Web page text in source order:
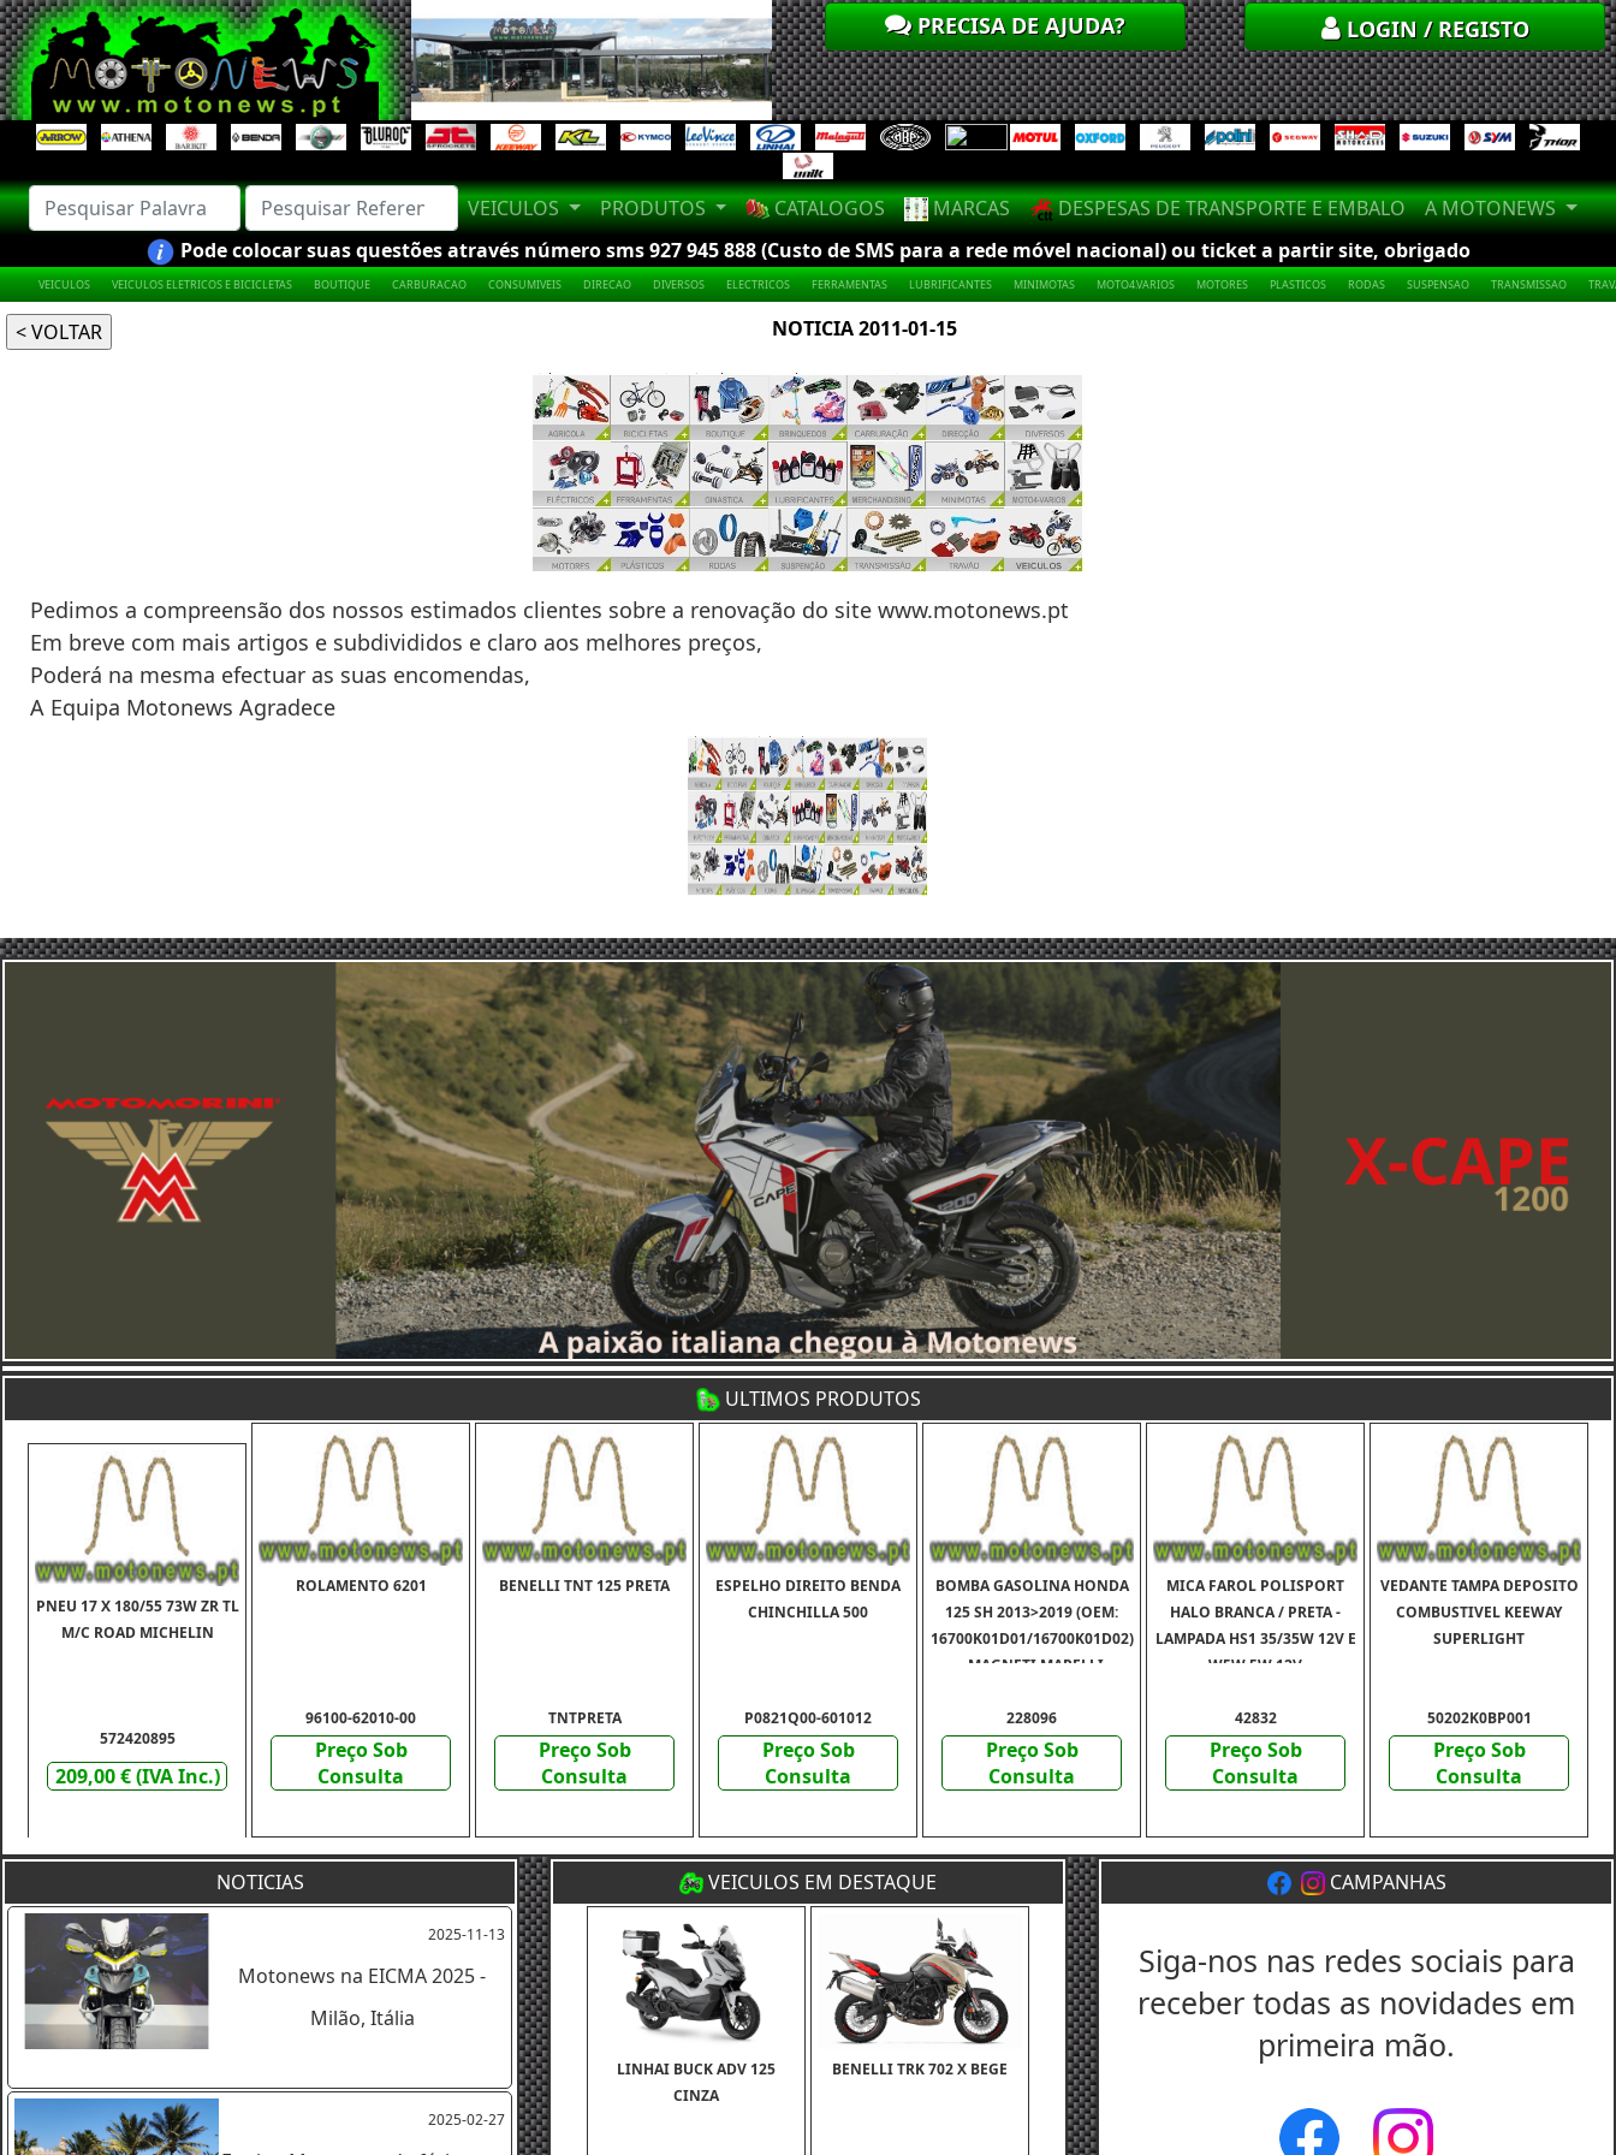
PRECISA DE AJUDA? LOGIN / REGISTO
VEICULOS PRODUTOS CATALOGOS MARCAS DESPESAS DE TRANSPORTE E EMBALO
A MOTONEWS
Pode colocar suas questões através número sms 927 945 888 (Custo de SMS para a rede móvel nacional) ou ticket a partir site, obrigado
VEICULOS VEICULOS ELETRICOS E BICICLETAS BOUTIQUE CARBURACAO CONSUMIVEIS DIRECAO DIVERSOS ELECTRICOS FERRAMENTAS LUBRIFICANTES MINIMOTAS MOTO4.VARIOS MOTORES PLASTICOS RODAS SUSPENSAO TRANSMISSAO
NOTICIA 2011-01-15
Pedimos a compreensão dos nossos estimados clientes sobre a renovação do site www.motonews.pt
Em breve com mais artigos e subdivididos e claro aos melhores preços,
Poderá na mesma efectuar as suas encomendas,
A Equipa Motonews Agradece
ULTIMOS PRODUTOS
PNEU 17 X 180/55 73W ZR TL
M/C ROAD MICHELIN
572420895
209,00 € (IVA Inc.)
ROLAMENTO 6201
96100-62010-00
Preço Sob
Consulta
BENELLI TNT 125 PRETA
TNTPRETA
Preço Sob
Consulta
ESPELHO DIREITO BENDA
CHINCHILLA 500
P0821Q00-601012
Preço Sob
Consulta
BOMBA GASOLINA HONDA
125 SH 2013>2019 (OEM:
16700K01D01/16700K01D02)
- MAGNETI MARELLI
228096
Preço Sob
Consulta
MICA FAROL POLISPORT
HALO BRANCA / PRETA -
LAMPADA HS1 35/35W 12V E
W5W 5W 12V
42832
Preço Sob
Consulta
VEDANTE TAMPA DEPOSITO
COMBUSTIVEL KEEWAY
SUPERLIGHT
50202K0BP001
Preço Sob
Consulta
NOTICIAS
2025-11-13
Motonews na EICMA 2025 -
Milão, Itália
2025-02-27
VEICULOS EM DESTAQUE
LINHAI BUCK ADV 125
CINZA
BENELLI TRK 702 X BEGE
CAMPANHAS
Siga-nos nas redes sociais para
receber todas as novidades em
primeira mão.